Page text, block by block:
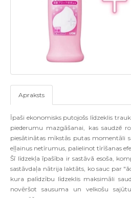
Apraksts
Īpaši ekonomisks putojošs līdzeklis
piederumu mazgāšanai, kas saudzē
piesātinātas mīkstās putas momentāli
eļļainus netīrumus, palielinot tīrīšanas
Šī līdzekļa īpašība ir sastāvā esoša,
sastāvdaļa nātrija laktāts, ko sauc par"ā
kura palīdzību līdzeklis maksimāli
novēršot sausuma un velkošu sajūtu